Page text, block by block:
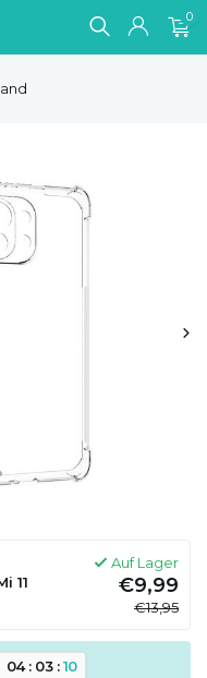
0
11
Auf Lager
€9,99
€13,95
04: 03:10